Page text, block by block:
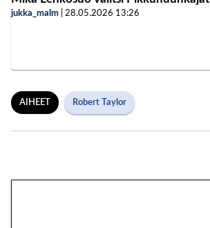
jukka_malm 28.05.2026 13:26
AIHEET Robert Taylor